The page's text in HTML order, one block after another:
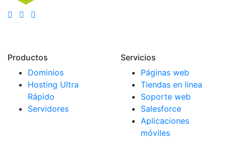
Productos
Dominios
Hosting Ultra
Rápido
Servidores
Servicios
Páginas web
Tiendas en linea
Soporte web
Salesforce
Aplicaciones
móviles